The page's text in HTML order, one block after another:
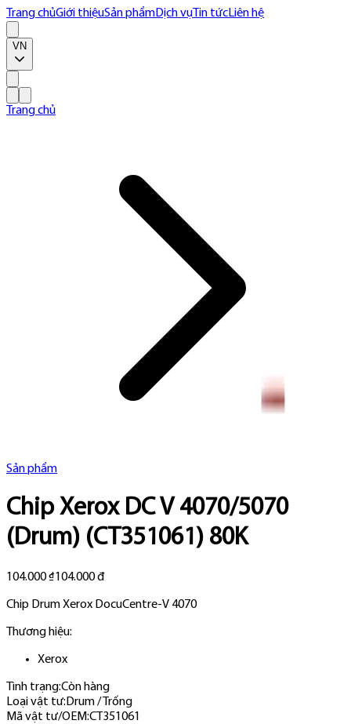
Trang chủGiới thiệuSản phẩmDịch vụ Tin tứcLiên hệ
VN
Trang chủ
Sản phẩm
Chip Xerox DC V 4070/5070
(Drum) (CT351061) 80K
104.000 ₫104.000 đ
Chip Drum Xerox DocuCentre-V 4070
Thương hiệu:
Xerox
Tình trạng:Còn hàng
Loại vật tư: Drum / Trống
Mã vật tư/OEM:CT351061